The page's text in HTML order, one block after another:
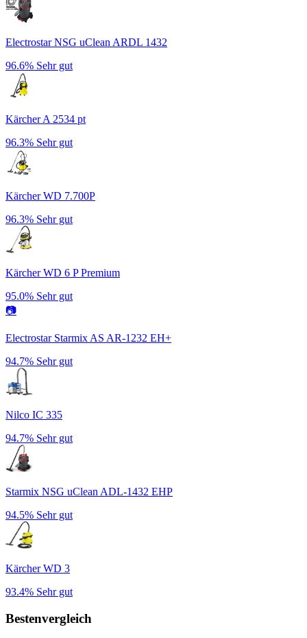
Electrostar NSG uClean ARDL 1432
96.6% Sehr gut
Kärcher A 2534 pt
96.3% Sehr gut
Kärcher WD 7.700P
96.3% Sehr gut
Kärcher WD 6 P Premium
95.0% Sehr gut
📷
Electrostar Starmix AS AR-1232 EH+
94.7% Sehr gut
Nilco IC 335
94.7% Sehr gut
Starmix NSG uClean ADL-1432 EHP
94.5% Sehr gut
Kärcher WD 3
93.4% Sehr gut
Bestenvergleich